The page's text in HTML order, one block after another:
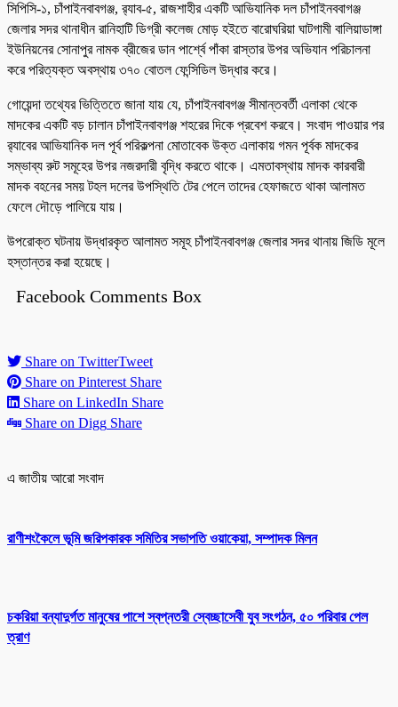
সিপিসি-১, চাঁপাইনবাবগঞ্জ, র‌্যাব-৫, রাজশাহীর একটি আভিযানিক দল চাঁপাইনববাগঞ্জ
জেলার সদর থানাধীন রানিহাটি ডিগ্রী কলেজ মোড় হইতে বারোঘরিয়া ঘাটগামী বালিয়াডাঙ্গা
ইউনিয়নের সোনাপুর নামক ব্রীজের ডান পার্শ্বে পাঁকা রাস্তার উপর অভিযান পরিচালনা
করে পরিত্যক্ত অবস্থায় ৩৭০ বোতল ফেন্সিডিল উদ্ধার করে।
গোয়েন্দা তথ্যের ভিত্তিতে জানা যায় যে, চাঁপাইনবাবগঞ্জ সীমান্তবর্তী এলাকা থেকে
মাদকের একটি বড় চালান চাঁপাইনবাবগঞ্জ শহরের দিকে প্রবেশ করবে। সংবাদ পাওয়ার পর
র‌্যাবের আভিযানিক দল পূর্ব পরিকল্পনা মোতাবেক উক্ত এলাকায় গমন পূর্বক মাদকের
সম্ভাব্য রুট সমূহের উপর নজরদারী বৃদ্ধি করতে থাকে। এমতাবস্থায় মাদক কারবারী
মাদক বহনের সময় টহল দলের উপস্থিতি টের পেলে তাদের হেফাজতে থাকা আলামত
ফেলে দৌড়ে পালিয়ে যায়।
উপরোক্ত ঘটনায় উদ্ধারকৃত আলামত সমূহ চাঁপাইনবাবগঞ্জ জেলার সদর থানায় জিডি মূলে
হস্তান্তর করা হয়েছে।
Facebook Comments Box
Share on TwitterTweet
Share on Pinterest Share
Share on LinkedIn Share
Share on Digg Share
এ জাতীয় আরো সংবাদ
রাণীশংকৈলে ভূমি জরিপকারক সমিতির সভাপতি ওয়াকেয়া, সম্পাদক মিলন
চকরিয়া বন্যাদুর্গত মানুষের পাশে স্বপ্নতরী স্বেচ্ছাসেবী যুব সংগঠন, ৫০ পরিবার পেল
ত্রাণ